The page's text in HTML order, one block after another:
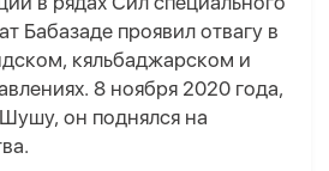
Бабазаде проявил отвагу в
кяльбаджарском и
8 ноября 2020 года,
он поднялся на